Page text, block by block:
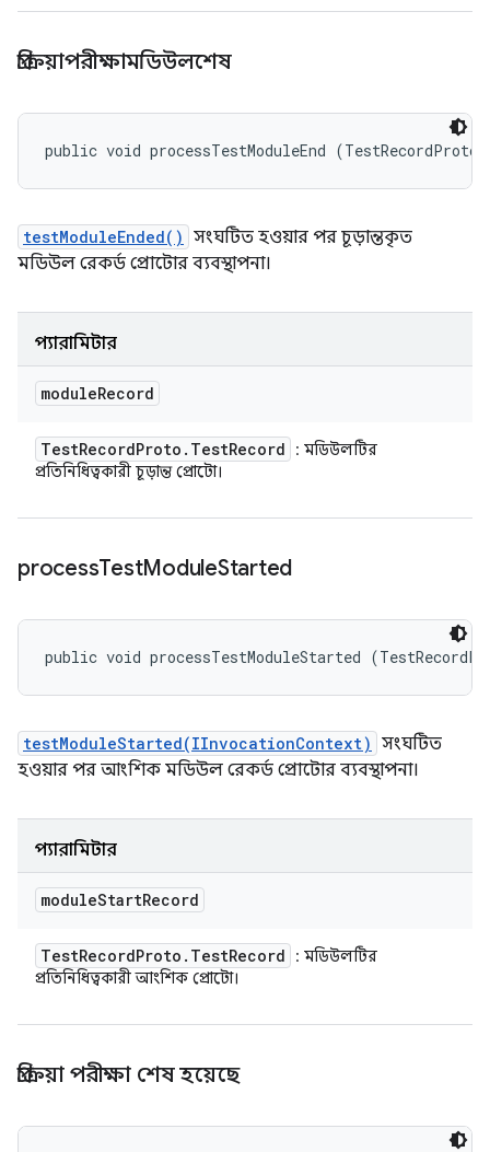
প্রক্রিয়াপরীক্ষামডিউলশেষ
public void processTestModuleEnd
testModuleEnded() সংঘটিত হওয়ার পর চূড়ান্তকৃত
মডিউল রেকর্ড প্রোটোর ব্যবস্থাপনা।
প্যারামিটার
moduleRecord
TestRecordProto . TestRecord
: মডিউলটির
প্রতিনিধিত্বকারী চূড়ান্ত প্রোটো।
processTestModuleStarted
public void processTestModuleStarted
testModuleStarted(IInvocationContext) সংঘটিত
হওয়ার পর আংশিক মডিউল রেকর্ড প্রোটোর ব্যবস্থাপনা।
প্যারামিটার
moduleStartRecord
TestRecordProto . TestRecord
: মডিউলটির
প্রতিনিধিত্বকারী আংশিক প্রোটো।
প্রক্রিয়া পরীক্ষা শেষ হয়েছে